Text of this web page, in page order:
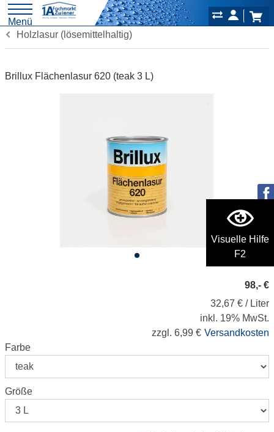
Visuelle Hilfe
F2
Menü
Holzlasur (lösemittelhaltig)
Brillux Flächenlasur 620 (teak 3 L)
98,- €
32,67 € / Liter
inkl. 19% MwSt.
zzgl. 6,99 € Versandkosten
Farbe
Größe